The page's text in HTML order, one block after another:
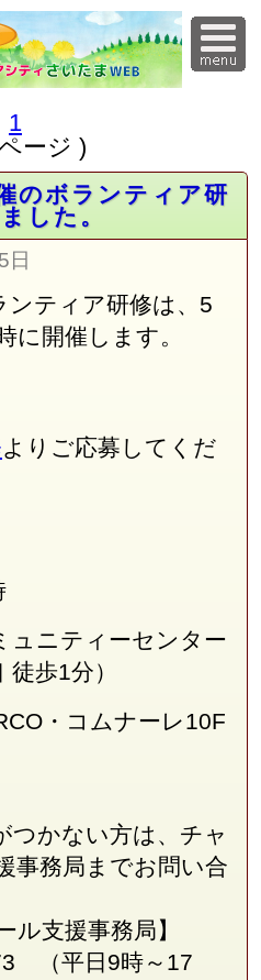
1
ージ )
のボランティア研
した。
日
ンティア研修は、5
に開催します。
よりご応募してくだ
ュニティーセンター
徒歩1分）
・コムナーレ10F
つかない方は、チャ
事務局 までお問い合
ル支援事務局】
（平日9時～17